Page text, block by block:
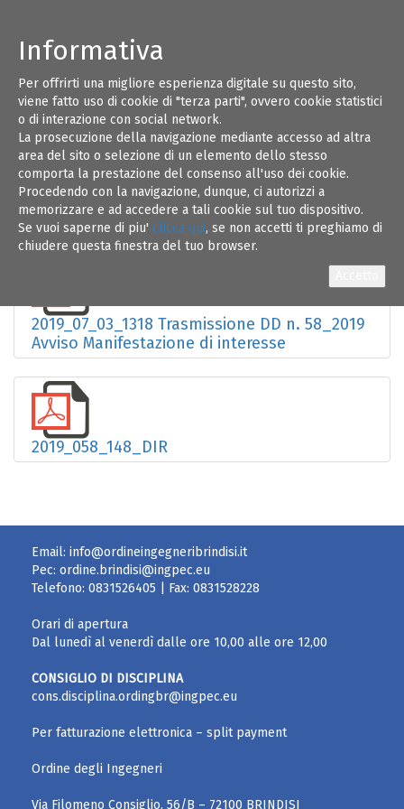
Informativa
Per offrirti una migliore esperienza digitale su questo sito,
viene fatto uso di cookie di "terza parti", ovvero cookie statistici
o di interazione con social network.
La prosecuzione della navigazione mediante accesso ad altra
area del sito o selezione di un elemento dello stesso
comporta la prestazione del consenso all'uso dei cookie.
Procedendo con la navigazione, dunque, ci autorizzi a
memorizzare e ad accedere a tali cookie sul tuo dispositivo.
Se vuoi saperne di piu' clicca qui, se non accetti ti preghiamo di
chiudere questa finestra del tuo browser.
08
LUG 19
rocedura di affidamento del servizio di
monitoraggio e verifica tecnica e
amministrativo-contabile del servizio di
gestione, manutenzione ordinaria e
straordinaria, controllo e custodia delle
superfici eliportuali regionali. Avviso di
Manifestazione di interesse
2019_07_03_1318 Trasmissione DD n. 58_2019
Avviso Manifestazione di interesse
2019_058_148_DIR
Email: info@ordineingegneribrindisi.it
Pec: ordine.brindisi@ingpec.eu
Telefono: 0831526405 | Fax: 0831528228
Orari di apertura
Dal lunedì al venerdì dalle ore 10,00 alle ore 12,00
CONSIGLIO DI DISCIPLINA
cons.disciplina.ordingbr@ingpec.eu
Per fatturazione elettronica – split payment
Ordine degli Ingegneri
Via Filomeno Consiglio, 56/B – 72100 BRINDISI